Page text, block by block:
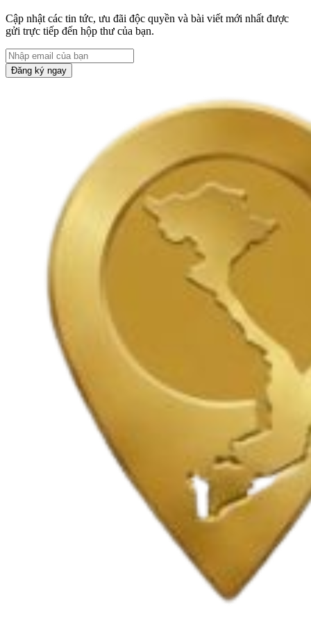
Cập nhật các tin tức, ưu đãi độc quyền và bài viết mới nhất được
gửi trực tiếp đến hộp thư của bạn.
Đăng ký ngay